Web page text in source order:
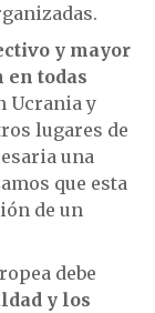
y mayor
todas
Ucrania y
lugares de
una
que esta
de un
debe
y los